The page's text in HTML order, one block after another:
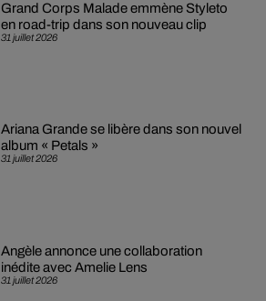
31 juillet 2026
Grand Corps Malade emmène Styleto
en road-trip dans son nouveau clip
31 juillet 2026
Ariana Grande se libère dans son nouvel
album « Petals »
31 juillet 2026
Angèle annonce une collaboration
inédite avec Amelie Lens